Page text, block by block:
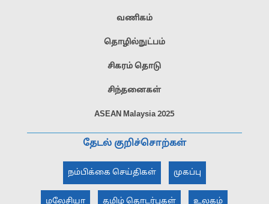
வணிகம்
தொழில்நுட்பம்
சிகரம் தொடு
சிந்தனைகள்
ASEAN Malaysia 2025
தேடல் குறிச்சொற்கள்
நம்பிக்கை செய்திகள் முகப்பு
மலேசியா தமிழ் தொடர்புகள் உலகம்